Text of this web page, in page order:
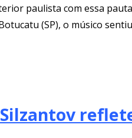
paulista com essa
(SP), o músico